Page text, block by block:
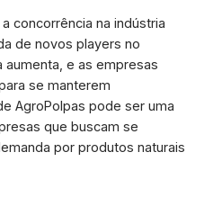
concorrência na indústria
de novos players no
e as empresas
se manterem
AgroPolpas pode ser uma
que buscam se
por produtos naturais